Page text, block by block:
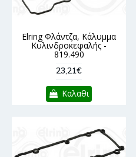
Elring Φλάντζα, Κάλυμμα
Κυλινδροκεφαλής -
819.490
23,21€
Καλαθι